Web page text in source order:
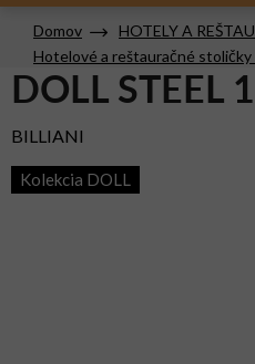
Domov
HOTELY A
Hotelové a reštauračné stoličky
DOLL STEEL
BILLIANI
Kolekcia DOLL